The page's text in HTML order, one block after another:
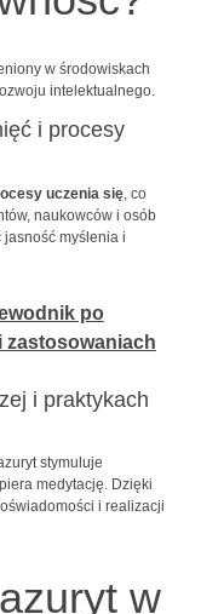
w środowiskach
intelektualnego.
i procesy
uczenia się, co
naukowców i osób
jasność myślenia i
po
zastosowaniach
i praktykach
stymuluje
medytację. Dzięki
i realizacji
w